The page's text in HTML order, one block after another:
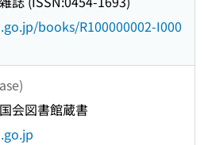
books/R100000002-I000
会図書館蔵書